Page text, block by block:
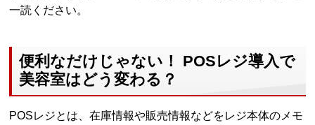
一読ください。
便利なだけじゃない！ POSレジ導入で
美容室はどう変わる？
POSレジとは、在庫情報や販売情報などをレジ本体のメモ